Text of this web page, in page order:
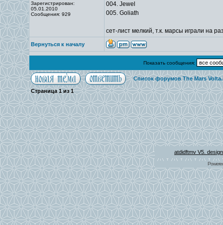
Зарегистрирован:
05.01.2010
Сообщения: 929
004. Jewel
005. Goliath
сет-лист мелкий, т.к. марсы играли на
Вернуться к началу
Показать сообщения:
Список форумов The Mars
Страница1из1
atdidftmv V5.